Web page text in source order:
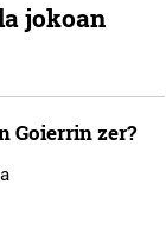
jokoan
Goierrin zer?